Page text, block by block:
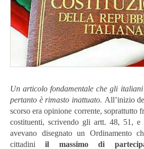
Un articolo fondamentale che gli
pertanto è rimasto inattuato. All’inizio
scorso era opinione corrente, soprattutto
costituenti, scrivendo gli artt. 48, 51, e
avevano disegnato un Ordinamento
cittadiniil massimo di